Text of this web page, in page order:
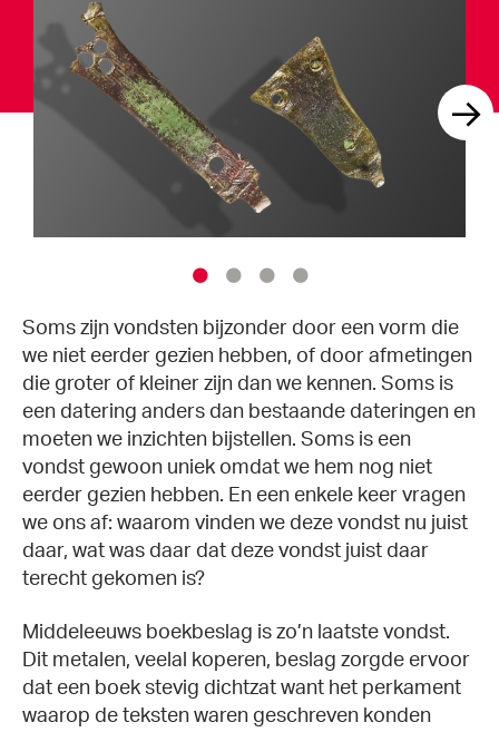
Soms zijn vondsten bijzonder door een vorm die
we niet eerder gezien hebben, of door afmetingen
die groter of kleiner zijn dan we kennen. Soms is
een datering anders dan bestaande dateringen en
moeten we inzichten bijstellen. Soms is een
vondst gewoon uniek omdat we hem nog niet
eerder gezien hebben. En een enkele keer vragen
we ons af: waarom vinden we deze vondst nu juist
daar, wat was daar dat deze vondst juist daar
terecht gekomen is?
Middeleeuws boekbeslag is zo’n laatste vondst.
Dit metalen, veelal koperen, beslag zorgde ervoor
dat een boek stevig dichtzat want het perkament
waarop de teksten waren geschreven konden